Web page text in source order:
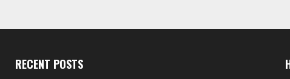
RECENT POSTS